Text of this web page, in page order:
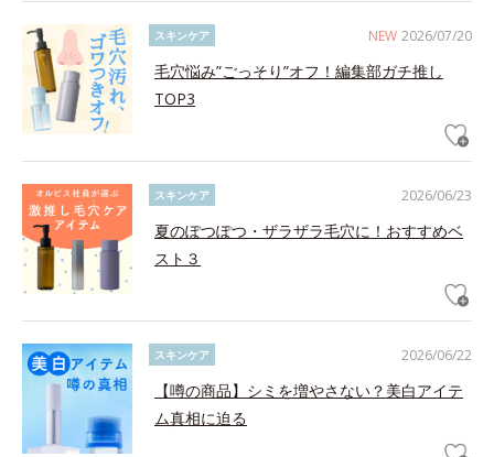
NEW 2026/07/20
スキンケア
毛穴悩み”ごっそり”オフ！編集部ガチ推し
TOP3
2026/06/23
スキンケア
夏のぽつぽつ・ザラザラ毛穴に！おすすめベ
スト３
2026/06/22
スキンケア
【噂の商品】シミを増やさない？美白アイテ
ム真相に迫る